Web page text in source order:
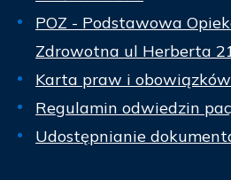
POZ - Podstawowa
Zdrowotna ul Herberta
Karta praw i
Regulamin odwiedzin
Udostępnianie